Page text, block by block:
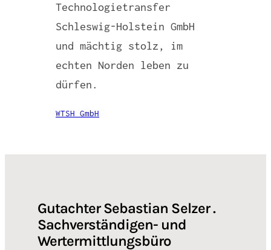
Technologietransfer
Schleswig-Holstein GmbH
und mächtig stolz, im
echten Norden leben zu
dürfen.
WTSH GmbH
Gutachter Sebastian Selzer .
Sachverständigen- und
Wertermittlungsbüro